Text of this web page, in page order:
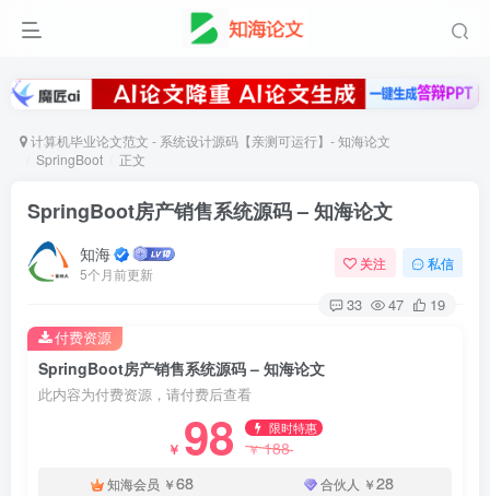
计算机毕业论文范文 - 系统设计源码【亲测可运行】- 知海论文
SpringBoot
正文
SpringBoot房产销售系统源码 – 知海论文
知海
5个月前更新
关注 私信
33 47 19
SpringBoot房产销售系统源码 – 知海论文
此内容为付费资源，请付费后查看
￥ 98 限时特惠
￥188
知海会员 ￥68 合伙人 ￥28
付费资源